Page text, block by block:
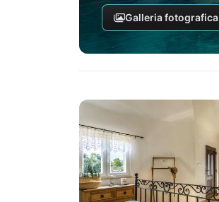
Galleria fotografica